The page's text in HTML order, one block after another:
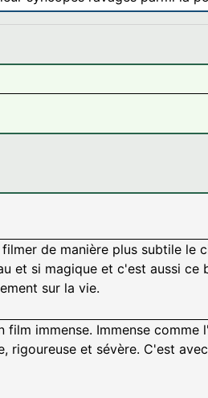
de manière plus subtile le
et si magique et c'est aussi ce
sur la vie.
immense. Immense comme
rigoureuse et sévère. C'est